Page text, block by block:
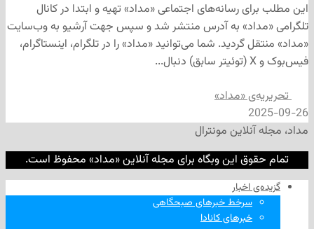
رسانه‌های اجتماعی «مداد» تهیه و ابتدا در کانال
به آدرس منتشر شد و سپس جهت آرشیو به وب‌سایت
گردید. شما می‌توانید «مداد» را در تلگرام، اینستاگرام،
«مداد»
مونترال
این وبگاه برای مجله آنلاین «مداد» محفوظ است.
اخبار
سرخط خبرهای صبحگاهی
خبرهای کانادا